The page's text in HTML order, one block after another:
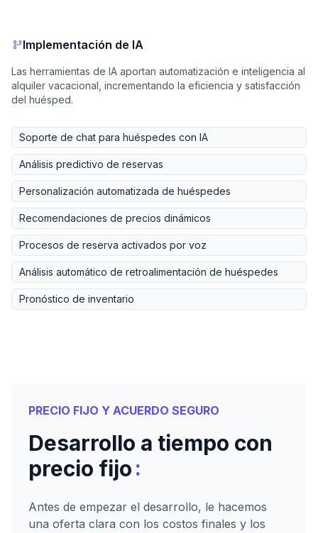
Implementación de IA
Las herramientas de IA aportan automatización e inteligencia al
alquiler vacacional, incrementando la eficiencia y satisfacción
del huésped.
Soporte de chat para huéspedes con IA
Análisis predictivo de reservas
Personalización automatizada de huéspedes
Recomendaciones de precios dinámicos
Procesos de reserva activados por voz
Análisis automático de retroalimentación de huéspedes
Pronóstico de inventario
PRECIO FIJO Y ACUERDO SEGURO
Desarrollo a tiempo con
precio fijo:
Antes de empezar el desarrollo, le hacemos
una oferta clara con los costos finales y los